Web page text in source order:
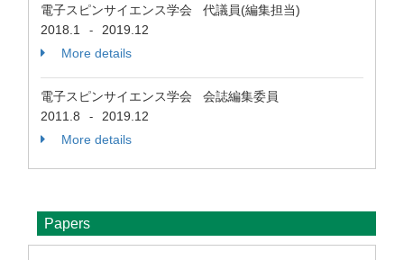
電子スピンサイエンス学会 代議員(編集担当)
2018.1
-
2019.12
More details
電子スピンサイエンス学会 会誌編集委員
2011.8
-
2019.12
More details
Papers